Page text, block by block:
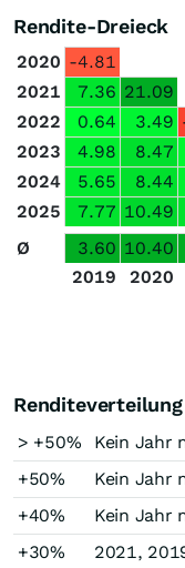
Rendite-Dreieck
2020 -4.81
2021
7.36 21.09
2022
0.64 3.49
2023
4.98 8.47
2024
5.65 8.44
2025
7.77 10.49
Ø
3.60 10.40
2019
2020
Renditeverteilung
> +50%
Kein Jahr
+50%
Kein Jahr
+40%
Kein Jahr
+30%
2021,